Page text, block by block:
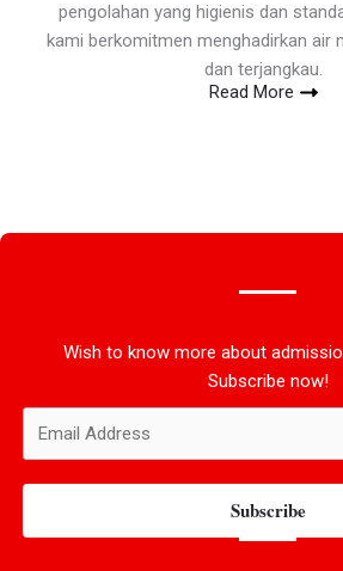
pengolahan yang higienis dan
kami berkomitmen menghadirkan air
dan terjangkau.
Read More
Wish to know more about
Subscribe now!
Subscribe